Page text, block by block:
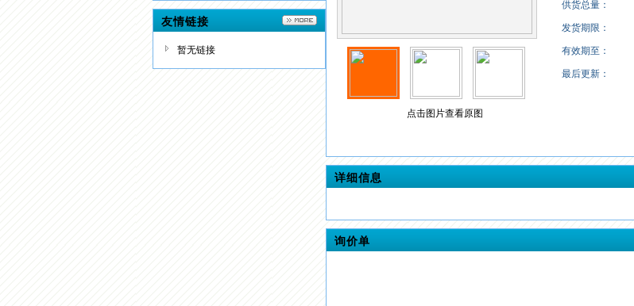
友情链接
暂无链接
点击图片查看原图
供货总量：
发货期限：
有效期至：
最后更新：
详细信息
询价单